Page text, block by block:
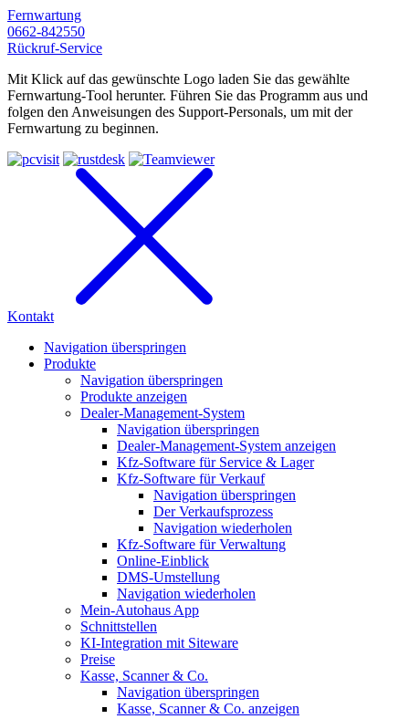
Fernwartung
0662-842550
Rückruf-Service
Mit Klick auf das gewünschte Logo laden Sie das gewählte
Fernwartung-Tool herunter. Führen Sie das Programm aus und
folgen den Anweisungen des Support-Personals, um mit der
Fernwartung zu beginnen.
Kontakt
Navigation überspringen
Produkte
Navigation überspringen
Produkte anzeigen
Dealer-Management-System
Navigation überspringen
Dealer-Management-System anzeigen
Kfz-Software für Service & Lager
Kfz-Software für Verkauf
Navigation überspringen
Der Verkaufsprozess
Navigation wiederholen
Kfz-Software für Verwaltung
Online-Einblick
DMS-Umstellung
Navigation wiederholen
Mein-Autohaus App
Schnittstellen
KI-Integration mit Siteware
Preise
Kasse, Scanner & Co.
Navigation überspringen
Kasse, Scanner & Co. anzeigen